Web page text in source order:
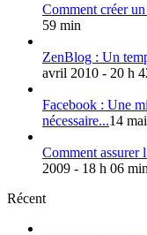
Comment créer
59 min
ZenBlog : Un
avril 2010 - 20 h
Facebook : Une
nécessaire...14
Comment assurer
2009 - 18 h 06 min
Récent